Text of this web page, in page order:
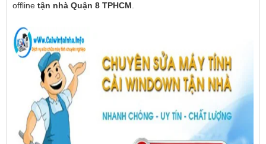
offline tận nhà Quận 8 TPHCM